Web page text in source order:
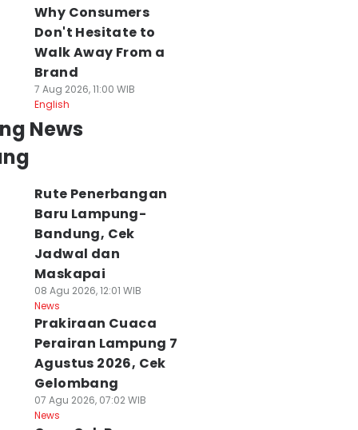
Why Consumers
Don't Hesitate to
Walk Away From a
Brand
7 Aug 2026, 11:00 WIB
English
News
Rute Penerbangan
Baru Lampung-
Bandung, Cek
Jadwal dan
Maskapai
08 Agu 2026, 12:01 WIB
News
Prakiraan Cuaca
Perairan Lampung 7
Agustus 2026, Cek
Gelombang
07 Agu 2026, 07:02 WIB
News